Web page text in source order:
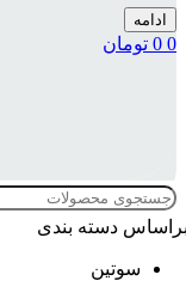
ادامه
0
0 تومان
دسته بندی
سوتین